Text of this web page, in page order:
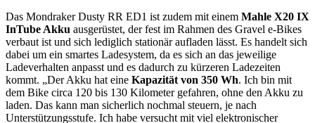
Das Mondraker Dusty RR ED1 ist zudem mit einem Mahle X20 IX
InTube Akku ausgerüstet, der fest im Rahmen des Gravel e-Bikes
verbaut ist und sich lediglich stationär aufladen lässt. Es handelt sich
dabei um ein smartes Ladesystem, da es sich an das jeweilige
Ladeverhalten anpasst und es dadurch zu kürzeren Ladezeiten
kommt. „Der Akku hat eine Kapazität von 350 Wh. Ich bin mit
dem Bike circa 120 bis 130 Kilometer gefahren, ohne den Akku zu
laden. Das kann man sicherlich nochmal steuern, je nach
Unterstützungsstufe. Ich habe versucht mit viel elektronischer